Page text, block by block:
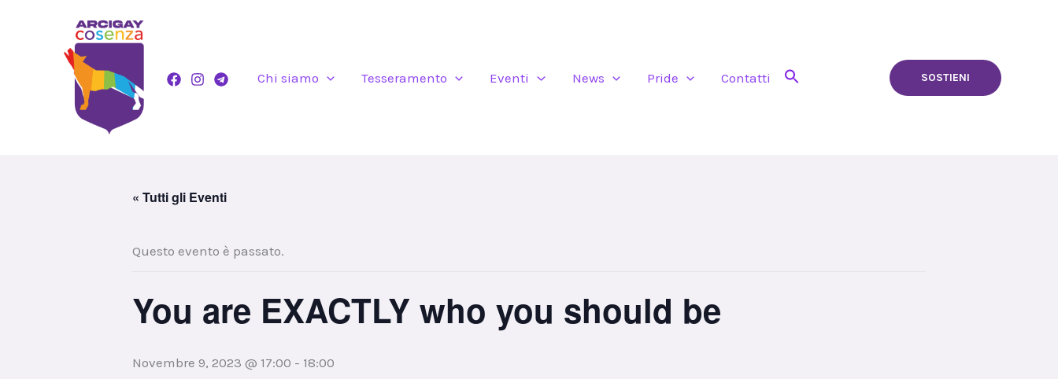
Chi siamo
Tesseramento Eventi News Pride Contatti SOSTIENI
« Tutti gli Eventi
Questo evento è passato.
You are EXACTLY who you should be
Novembre 9, 2023 @ 17:00 - 18:00